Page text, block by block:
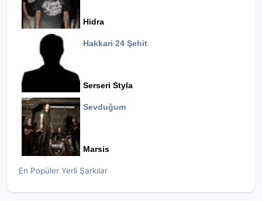
Hidra
Hakkari 24 Şehit
Serseri Styla
Sevduğum
Marsis
En Popüler Yerli Şarkılar